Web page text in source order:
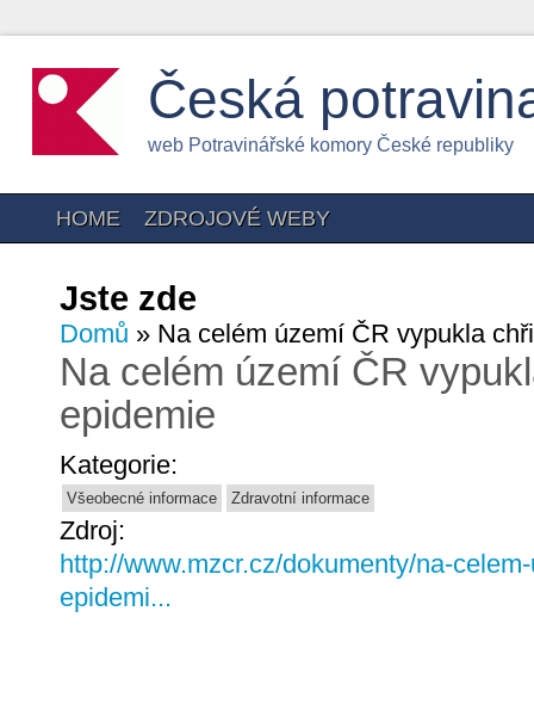
Česká
web Potravinářské komory České republiky
HOME ZDROJOVÉ WEBY
Jste zde
Domů » Na celém území ČR vypukla
Na celém území ČR
epidemie
Kategorie:
Všeobecné informace Zdravotní informace
Zdroj:
http://www.mzcr.cz/dokumenty/na-
epidemi...